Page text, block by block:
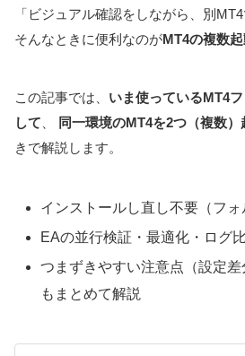
「ビジュアル確認をしながら、別
そんなときに便利なのがMT4の複数
この記事では、 いま使っているMT4
して
同一環境のMT4を2つ（複数
きで解説します。
インストールし直し不要（フォ
EAの並行検証・最適化・ログ
つまずきやすい注意点（設定差
もまとめて解説